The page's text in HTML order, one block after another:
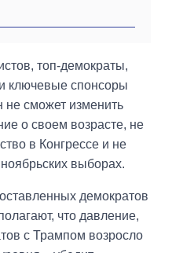
топ-демократы,
ключевые спонсоры
не сможет изменить
о своем возрасте, не
в Конгрессе и не
выборах.
демократов
что давление,
с Трампом возросло